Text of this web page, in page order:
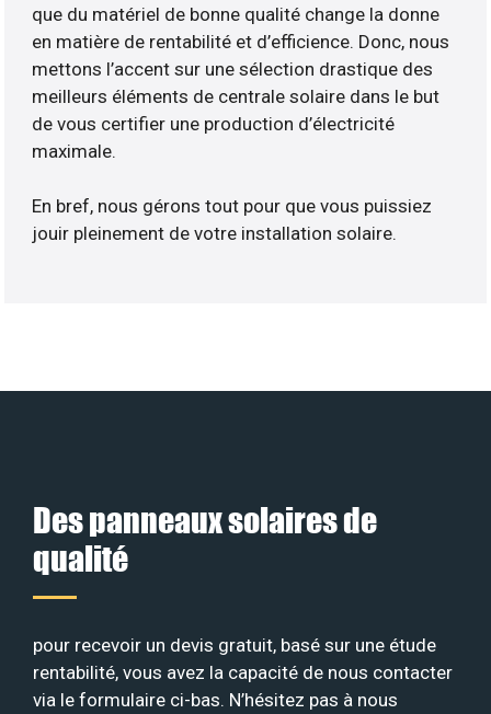
que du matériel de bonne qualité change la donne
en matière de rentabilité et d’efficience. Donc, nous
mettons l’accent sur une sélection drastique des
meilleurs éléments de centrale solaire dans le but
de vous certifier une production d’électricité
maximale.
En bref, nous gérons tout pour que vous puissiez
jouir pleinement de votre installation solaire.
Des panneaux solaires de
qualité
pour recevoir un devis gratuit, basé sur une étude
rentabilité, vous avez la capacité de nous contacter
via le formulaire ci-bas. N’hésitez pas à nous